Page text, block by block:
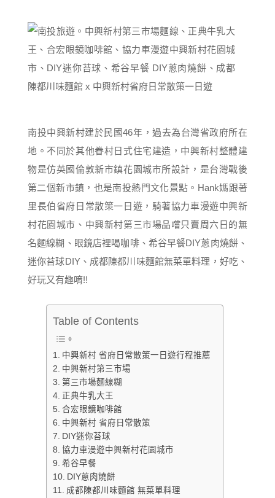
南投中興新村建於民國46年，過去為台灣省政府所在
地。不同於其他眷村日式住宅建造，中興新村整體建
物是仿英國倫敦新市鎮花園城市所設計，是台灣戰後
第二個新市鎮，也是南投熱門文化景點。Hank媽跟著
里長伯省府日常散策一日遊，騎著協力車漫遊中興新
村花園城市、中興新村第三市場品嚐只賣周六日的無
名麵線糊、眼鏡店裡喝咖啡、希谷早餐DIY蔥肉燒餅、
迷你苔球DIY、成都陳都川味麵館無菜單料理，好吃、
好玩又有趣唷!!
Table of Contents
中興新村 省府日常散策一日遊行程推薦
中興新村第三市場
第三市場麵線糊
正典牛乳大王
合宏眼鏡咖啡館
中興新村 省府日常散策
DIY迷你苔球
協力車漫遊中興新村花園城市
希谷早餐
DIY蔥肉燒餅
成都陳都川味麵館 無菜單料理